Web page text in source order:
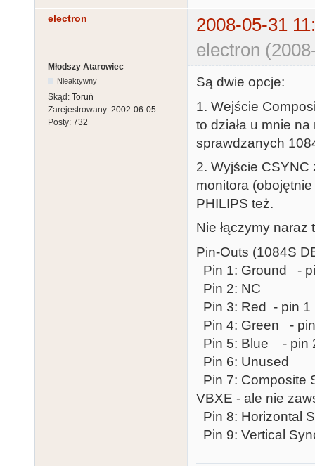
electron
2008-05-31
electron
Młodszy Atarowiec
Nieaktywny
Skąd: Toruń
Zarejestrowany: 2002-06-05
Posty: 732
Są dwie opcje:
1. Wejście
to działa u mnie
sprawdzanych
2. Wyjście CSYNC
monitora
PHILIPS też.
Nie łączymy naraz
Pin-Outs (1084S
Pin 1: Ground -
Pin 2: NC
Pin 3: Red - pin 1
Pin 4: Green -
Pin 5: Blue - pin
Pin 6: Unused
Pin 7: Composite
VBXE - ale nie
Pin 8: Horizontal
Pin 9: Vertical